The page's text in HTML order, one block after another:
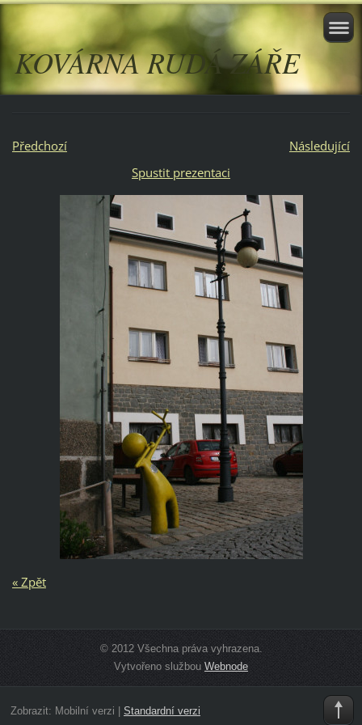
KOVÁRNA RUDÁ ZÁŘE
Předchozí
Následující
Spustit prezentaci
« Zpět
© 2012 Všechna práva vyhrazena.
Vytvořeno službouWebnode
Zobrazit: Mobilní verzi Standardní verzi